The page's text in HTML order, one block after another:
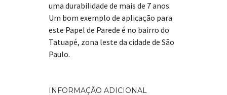
uma durabilidade de mais de 7 anos.
Um bom exemplo de aplicação para
este Papel de Parede é no bairro do
Tatuapé, zona leste da cidade de São
Paulo.
INFORMAÇÃO ADICIONAL